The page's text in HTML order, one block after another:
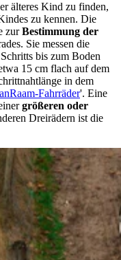
älteres Kind zu finden,
zu kennen. Die
zurBestimmung der
Sie messen die
bis zum Boden
15 cm flach auf dem
in dem
Fahrräder'. Eine
größeren oder
Dreirädern ist die